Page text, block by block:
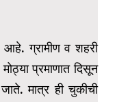
आहे. ग्रामीण व शहरी
प्रमाणात दिसून
मात्र ही चुकीची